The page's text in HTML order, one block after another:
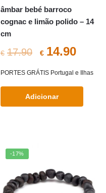
âmbar bebé barroco
cognac e limão polido – 14
cm
€ 17.90
O
preço
original
era:
€ 14.90O
atual
é:
PORTES GRÁTIS Portugal e Ilhas
Adicionar
-17%